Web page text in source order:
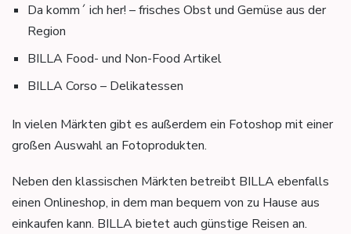
Da komm´ ich her! – frisches Obst und Gemüse aus der
Region
BILLA Food- und Non-Food Artikel
BILLA Corso – Delikatessen
In vielen Märkten gibt es außerdem ein Fotoshop mit einer
großen Auswahl an Fotoprodukten.
Neben den klassischen Märkten betreibt BILLA ebenfalls
einen Onlineshop, in dem man bequem von zu Hause aus
einkaufen kann. BILLA bietet auch günstige Reisen an.